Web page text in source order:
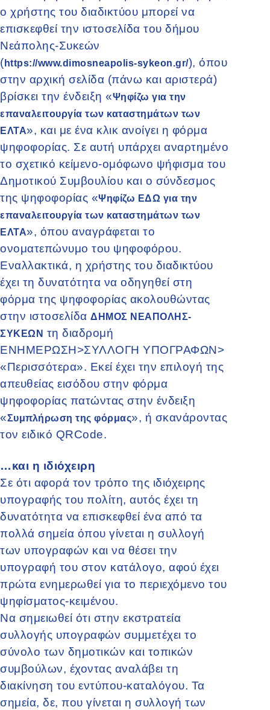
ο χρήστης του διαδικτύου μπορεί να
επισκεφθεί την ιστοσελίδα του δήμου
Νεάπολης-Συκεών
( https://www.dimosneapolis-sykeon.gr/), όπου
στην αρχική σελίδα (πάνω και αριστερά)
βρίσκει την ένδειξη «Ψηφίζω για την
επαναλειτουργία των καταστημάτων των
ΕΛΤΑ», και με ένα κλικ ανοίγει η φόρμα
ψηφοφορίας. Σε αυτή υπάρχει αναρτημένο
το σχετικό κείμενο-ομόφωνο ψήφισμα του
Δημοτικού Συμβουλίου και ο σύνδεσμος
της ψηφοφορίας «Ψηφίζω ΕΔΩ για την
επαναλειτουργία των καταστημάτων των
ΕΛΤΑ», όπου αναγράφεται το
ονοματεπώνυμο του ψηφοφόρου.
Εναλλακτικά, η χρήστης του διαδικτύου
έχει τη δυνατότητα να οδηγηθεί στη
φόρμα της ψηφοφορίας ακολουθώντας
στην ιστοσελίδα ΔΗΜΟΣ ΝΕΑΠΟΛΗΣ-
ΣΥΚΕΩΝ τη διαδρομή
ΕΝΗΜΕΡΩΣΗ>ΣΥΛΛΟΓΗ ΥΠΟΓΡΑΦΩΝ>
«Περισσότερα». Εκεί έχει την επιλογή της
απευθείας εισόδου στην φόρμα
ψηφοφορίας πατώντας στην ένδειξη
«Συμπλήρωση της φόρμας», ή σκανάροντας
τον ειδικό QRCode.
…και η ιδιόχειρη
Σε ότι αφορά τον τρόπο της ιδιόχειρης
υπογραφής του πολίτη, αυτός έχει τη
δυνατότητα να επισκεφθεί ένα από τα
πολλά σημεία όπου γίνεται η συλλογή
των υπογραφών και να θέσει την
υπογραφή του στον κατάλογο, αφού έχει
πρώτα ενημερωθεί για το περιεχόμενο του
ψηφίσματος-κειμένου.
Να σημειωθεί ότι στην εκστρατεία
συλλογής υπογραφών συμμετέχει το
σύνολο των δημοτικών και τοπικών
συμβούλων, έχοντας αναλάβει τη
διακίνηση του εντύπου-καταλόγου. Τα
σημεία, δε, που γίνεται η συλλογή των